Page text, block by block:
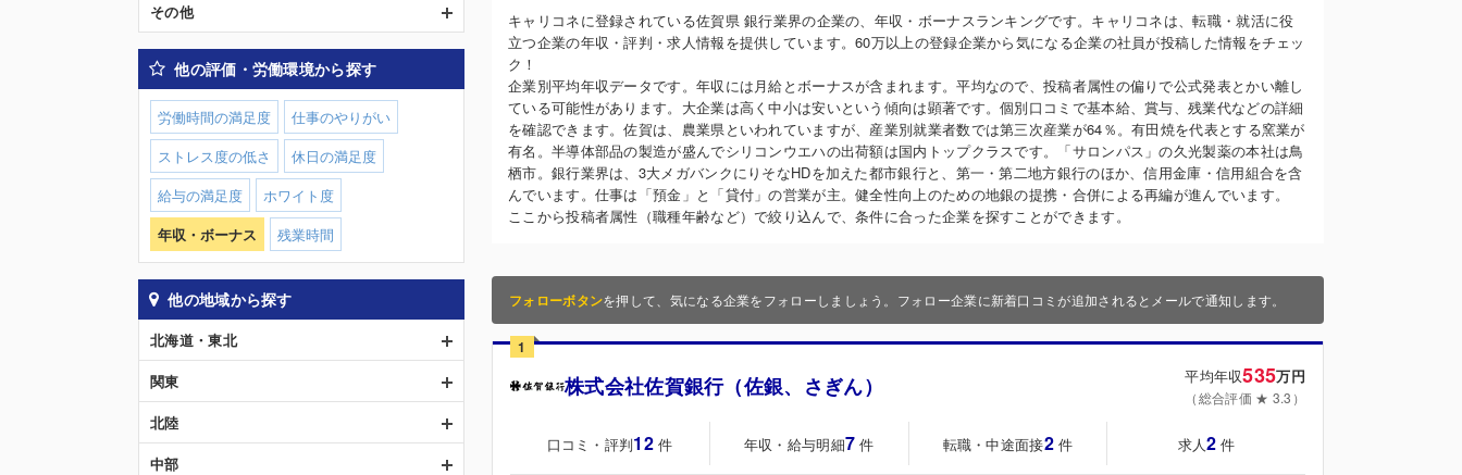
キャリコネに登録されている佐賀県 銀行業界の企業の、年収・ボーナスランキングです。キャリコネは、転職・就活に役
立つ企業の年収・評判・求人情報を提供しています。60万以上の登録企業から気になる企業の社員が投稿した情報をチェッ
ク！
企業別平均年収データです。年収には月給とボーナスが含まれます。平均なので、投稿者属性の偏りで公式発表とかい離し
ている可能性があります。大企業は高く中小は安いという傾向は顕著です。個別口コミで基本給、賞与、残業代などの詳細
を確認できます。佐賀は、農業県といわれていますが、産業別就業者数では第三次産業が64％。有田焼を代表とする窯業が
有名。半導体部品の製造が盛んでシリコンウエハの出荷額は国内トップクラスです。「サロンパス」の久光製薬の本社は鳥
栖市。銀行業界は、3大メガバンクにりそなHDを加えた都市銀行と、第一・第二地方銀行のほか、信用金庫・信用組合を含
んでいます。仕事は「預金」と「貸付」の営業が主。健全性向上のための地銀の提携・合併による再編が進んでいます。
ここから投稿者属性（職種年齢など）で絞り込んで、条件に合った企業を探すことができます。
フォローボタンを押して、気になる企業をフォローしましょう。フォロー企業に新着口コミが追加されるとメールで通知します。
1
株式会社佐賀銀行（佐銀、さぎん） 平均年収535万円
（総合評価 ★ 3.3）
口コミ・評判12 件 年収・給与明細7 件 転職・中途面接2 件 求人2 件
その他
他の評価・労働環境から探す
労働時間の満足度
仕事のやりがい
ストレス度の低さ
休日の満足度
給与の満足度
ホワイト度
年収・ボーナス
残業時間
他の地域から探す
北海道・東北
関東
北陸
中部